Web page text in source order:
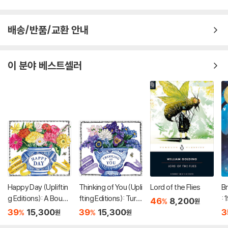
배송/반품/교환 안내
이 분야 베스트셀러
Happy Day (Upliftin
g Editions): A Bouqu
et in a Book (부케북 /
39% 15,300원
Thinking of You (Upli
fting Editions): Turn
This Book Into a Bou
39% 15,300원
Lord of the Flies
46% 8,200원
: